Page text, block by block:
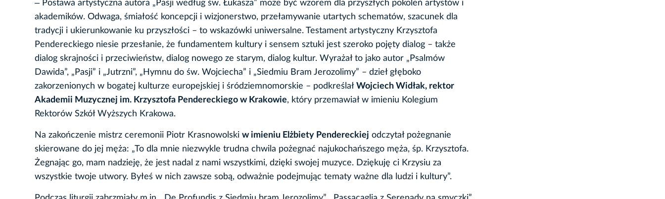
‒ Postawa artystyczna autora „Pasji według św. Łukasza” może być wzorem dla przyszłych pokoleń artystów i
akademików. Odwaga, śmiałość koncepcji i wizjonerstwo, przełamywanie utartych schematów, szacunek dla
tradycji i ukierunkowanie ku przyszłości – to wskazówki uniwersalne. Testament artystyczny Krzysztofa
Pendereckiego niesie przesłanie, że fundamentem kultury i sensem sztuki jest szeroko pojęty dialog – także
dialog skrajności i przeciwieństw, dialog nowego ze starym, dialog kultur. Wyrażał to jako autor „Psalmów
Dawida”, „Pasji” i „Jutrzni”, „Hymnu do św. Wojciecha” i „Siedmiu Bram Jerozolimy” – dzieł głęboko
zakorzenionych w bogatej kulturze europejskiej i śródziemnomorskie – podkreślał Wojciech Widłak, rektor
Akademii Muzycznej im. Krzysztofa Pendereckiego w Krakowie, który przemawiał w imieniu Kolegium
Rektorów Szkół Wyższych Krakowa.
Na zakończenie mistrz ceremonii Piotr Krasnowolski w imieniu Elżbiety Pendereckiej odczytał pożegnanie
skierowane do jej męża: „To dla mnie niezwykle trudna chwila pożegnać najukochańszego męża, śp. Krzysztofa.
Żegnając go, mam nadzieję, że jest nadal z nami wszystkimi, dzięki swojej muzyce. Dziękuję ci Krzysiu za
wszystkie twoje utwory. Byłeś w nich zawsze sobą, odważnie podejmując tematy ważne dla ludzi i kultury”.